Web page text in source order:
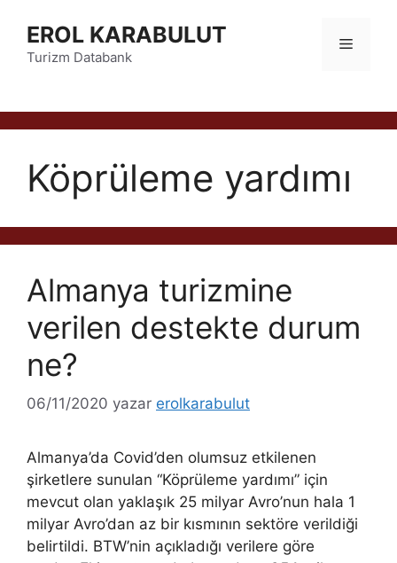
EROL KARABULUT
Turizm Databank
Menü
Köprüleme yardımı
Almanya turizmine
verilen destekte durum
ne?
06/11/2020 yazar erolkarabulut
Almanya’da Covid’den olumsuz etkilenen
şirketlere sunulan “Köprüleme yardımı” için
mevcut olan yaklaşık 25 milyar Avro’nun hala 1
milyar Avro’dan az bir kısmının sektöre verildiği
belirtildi. BTW’nin açıkladığı verilere göre